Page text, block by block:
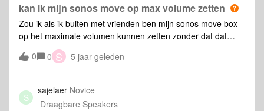
kan ik mijn sonos move op max volume zetten
Zou ik als ik buiten met vrienden ben mijn sonos move box
op het maximale volumen kunnen zetten zonder dat dat
problemen zou opleveren zoals dat de bass opblaast na een
tijd van dat doen?en ik heb problemen met youtube music in
de sonos app en ook met google assistent.youtube music
geeft geen toestemming voor nummers luisteren en google
assistent vind de box wel maar zegt daarna dat er iets fout
0 0 S 5 jaar geleden
S
sajelaer Novice
Draagbare Speakers